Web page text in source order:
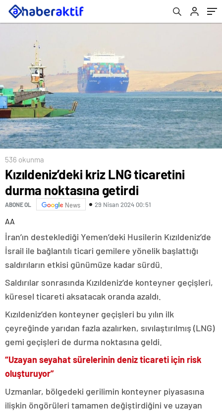
536 okunma
Kızıldeniz’deki kriz LNG ticaretini
durma noktasına getirdi
ABONE OL News 29 Nisan 2024 00:51
AA
İran’ın desteklediği Yemen’deki Husilerin Kızıldeniz’de
İsrail ile bağlantılı ticari gemilere yönelik başlattığı
saldırıların etkisi günümüze kadar sürdü.
Saldırılar sonrasında Kızıldeniz’de konteyner geçişleri,
küresel ticareti aksatacak oranda azaldı.
Kızıldeniz’den konteyner geçişleri bu yılın ilk
çeyreğinde yarıdan fazla azalırken, sıvılaştırılmış (LNG)
gemi geçişleri de durma noktasına geldi.
“Uzayan seyahat sürelerinin deniz ticareti için risk
oluşturuyor”
Uzmanlar, bölgedeki gerilimin konteyner piyasasına
ilişkin öngörüleri tamamen değiştirdiğini ve uzayan